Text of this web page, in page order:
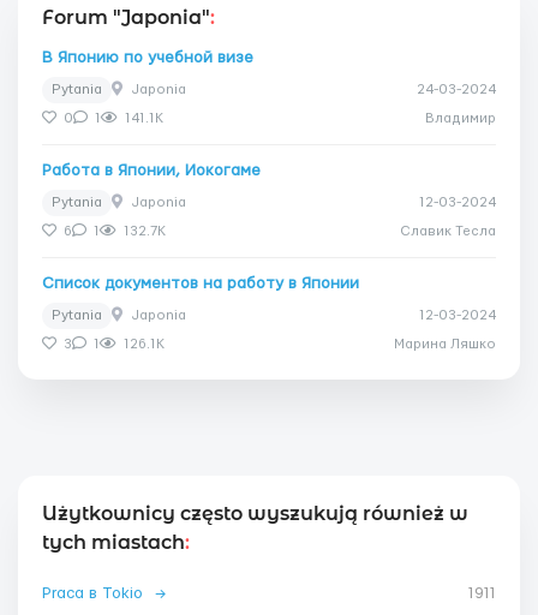
Forum "Japonia":
В Японию по учебной визе
Pytania Japonia 24-03-2024
0 1 141.1K Владимир
Работа в Японии, Иокогаме
Pytania Japonia 12-03-2024
6 1 132.7K Славик Тесла
Список документов на работу в Японии
Pytania Japonia 12-03-2024
3 1 126.1K Марина Ляшко
Użytkownicy często wyszukują również w
tych miastach:
Praca в Tokio → 1911